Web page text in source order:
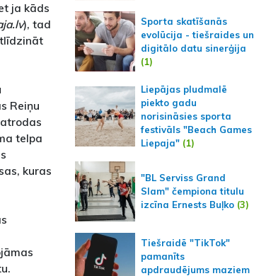
ja kāds
), tad
Reiņu
telpa
kuras
Sporta skatīšanās
evolūcija - tiešraides un
digitālo datu sinerģija
(1)
Liepājas pludmalē
piekto gadu
norisināsies sporta
festivāls "Beach Games
Liepaja"(1)
"BL Serviss Grand
Slam" čempiona titulu
izcīna Ernests Buļko(3)
Tiešraidē "TikTok"
pamanīts
apdraudējums maziem